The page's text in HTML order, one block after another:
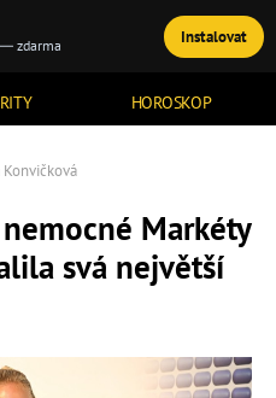
HOROSKOP
TÉMATA
Konvičková
Markéty
svá největší
zdarma Instalovat